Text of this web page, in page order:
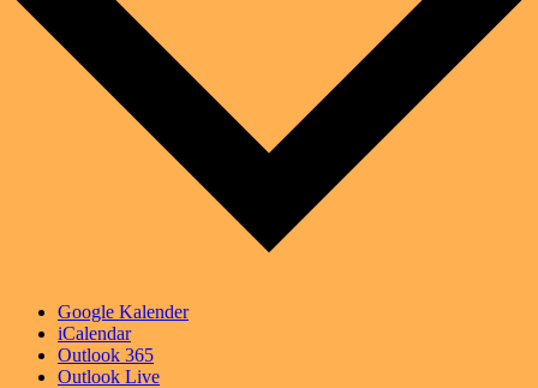
Google Kalender
iCalendar
Outlook 365
Outlook Live